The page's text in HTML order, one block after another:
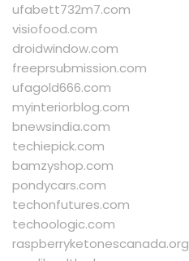
ufabett732m7.com
visiofood.com
droidwindow.com
freeprsubmission.com
ufagold666.com
myinteriorblog.com
bnewsindia.com
techiepick.com
bamzyshop.com
pondycars.com
techonfutures.com
techoologic.com
raspberryketonescanada.org